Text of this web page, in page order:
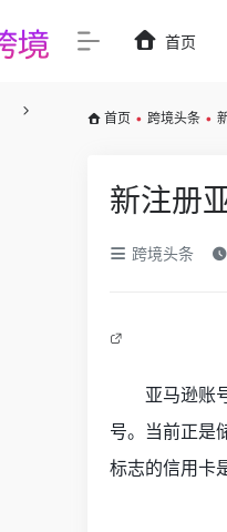
首页
首页 • 跨境头条 •
新注册
跨境头条
亚马逊账
号。当前正是
标志的信用卡